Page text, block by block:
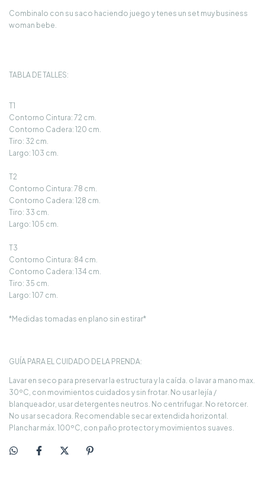
Combinalo con su saco haciendo juego y tenes un set muy business
woman bebe.
TABLA DE TALLES:
T1
Contorno Cintura: 72 cm.
Contorno Cadera: 120 cm.
Tiro: 32 cm.
Largo: 103 cm.
T2
Contorno Cintura: 78 cm.
Contorno Cadera: 128 cm.
Tiro: 33 cm.
Largo: 105 cm.
T3
Contorno Cintura: 84 cm.
Contorno Cadera: 134 cm.
Tiro: 35 cm.
Largo: 107 cm.
*Medidas tomadas en plano sin estirar*
GUÍA PARA EL CUIDADO DE LA PRENDA:
Lavar en seco para preservar la estructura y la caída. o lavar a mano max.
30ºC, con movimientos cuidados y sin frotar. No usar lejía /
blanqueador, usar detergentes neutros. No centrifugar. No retorcer.
No usar secadora. Recomendable secar extendida horizontal.
Planchar máx. 100ºC, con paño protector y movimientos suaves.